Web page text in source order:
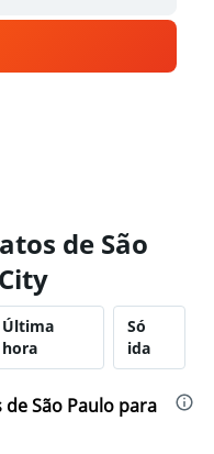
de São
Última
hora
Só
ida
São Paulo para